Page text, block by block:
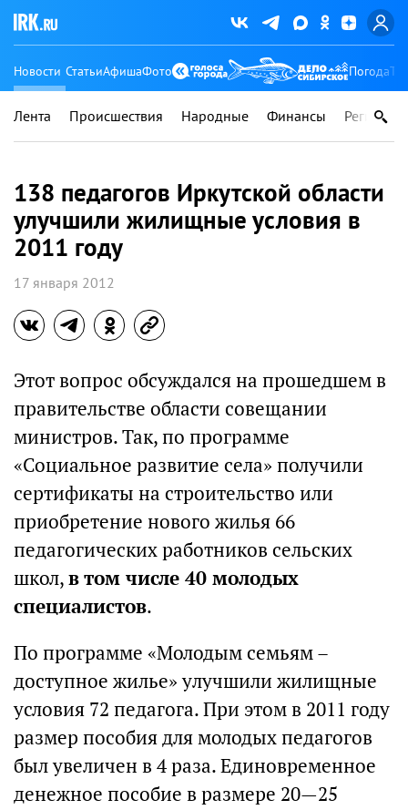
Новости СтатьиАфишаФото Погода
Лента Происшествия Народные Финансы Регионы
138 педагогов Иркутской области
улучшили жилищные условия в
2011 году
17 января 2012
Этот вопрос обсуждался на прошедшем в
правительстве области совещании
министров. Так, по программе
«Социальное развитие села» получили
сертификаты на строительство или
приобретение нового жилья 66
педагогических работников сельских
школ,в том числе 40 молодых
специалистов.
По программе «Молодым семьям –
доступное жилье» улучшили жилищные
условия 72 педагога. При этом в 2011 году
размер пособия для молодых педагогов
был увеличен в 4 раза. Единовременное
денежное пособие в размере 20—25